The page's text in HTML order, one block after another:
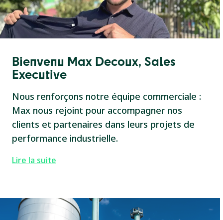
Bienvenu Max Decoux, Sales
Executive
Nous renforçons notre équipe commerciale :
Max nous rejoint pour accompagner nos
clients et partenaires dans leurs projets de
performance industrielle.
Lire la suite